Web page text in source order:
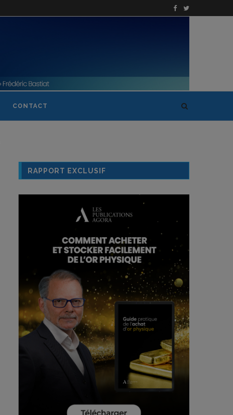
CONTACT
RAPPORT EXCLUSIF